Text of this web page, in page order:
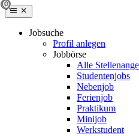
Jobsuche
Profil anlegen
Jobbörse
Alle
Studentenjobs
Nebenjob
Ferienjob
Praktikum
Minijob
Werkstudent